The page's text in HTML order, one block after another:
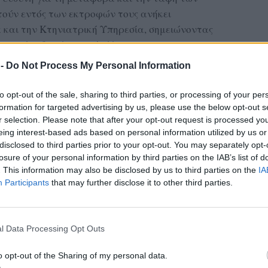
Do Not Process My Personal Information
opt-out of the sale, sharing to third parties, or processing of your
for targeted advertising by us, please use the below opt-out
selection. Please note that after your opt-out request is processed
interest-based ads based on personal information utilized by us
to third parties prior to your opt-out. You may separately
of your personal information by third parties on the IAB’s list of
This information may also be disclosed by us to third parties on the
Participants that may further disclose it to other third parties.
Data Processing Opt Outs
opt-out of the Sharing of my personal data.
εντός των εκτροφών τους ανήκει
την Κτηνιατρική Υπηρεσία, σημειώνοντας
σοβαρές παραλείψεις.
ανοιχτά φορτηγά να μεταφέρουν τόσο
λόγο και για πρόχειρες ταφές,
που συχνά επιρρίπτουν ευθύνες στους
βιοασφάλειας, δεν εφαρμόζουν στην πράξη
ΔΙΑΦΗΜΙΣΗ